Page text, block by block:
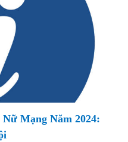
Mạng Năm 2024: